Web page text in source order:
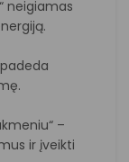
neigiamas
–
ir įveikti